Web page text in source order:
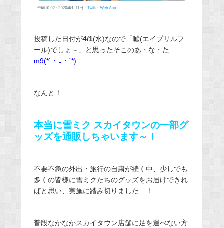
投稿した日付が4/1(水)なので「嘘(エイプリルフ
ール)でしょ～」と思ったそこのあ・な・た
m9(*`・ｪ・´*)
なんと！
本当に雪ミク スカイタウンの一部グ
ッズを通販しちゃいます～！
不要不急の外出・旅行の自粛が続く中、少しでも
多くの皆様に雪ミクたちのグッズをお届けできれ
ばと思い、実施に踏み切りました…！
普段なかなかスカイタウン店舗に足を運べない方